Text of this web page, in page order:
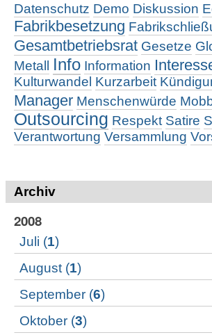
Datenschutz Demo Diskussion
Fabrikbesetzung
Gesamtbetriebsrat Gesetze
Metall Info Information
Kulturwandel Kurzarbeit
Manager Menschenwürde
Outsourcing Respekt Satire
Verantwortung Versammlung
Archiv
2008
Juli (1)
August(1)
September(6)
Oktober(3)